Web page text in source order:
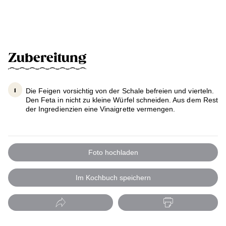
Zubereitung
Die Feigen vorsichtig von der Schale befreien und vierteln.
Den Feta in nicht zu kleine Würfel schneiden. Aus dem Rest
der Ingredienzien eine Vinaigrette vermengen.
Foto hochladen
Im Kochbuch speichern